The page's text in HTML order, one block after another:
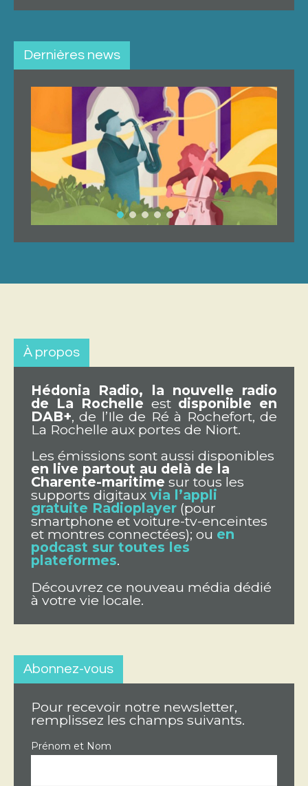
Dernières news
À propos
Hédonia Radio, la nouvelle radio
de La Rochelle est disponible en
DAB+, de l’Ile de Ré à Rochefort, de
La Rochelle aux portes de Niort.
Les émissions sont aussi disponibles
en live partout au delà de la
Charente-maritime sur tous les
supports digitaux via l’appli
gratuite Radioplayer (pour
smartphone et voiture-tv-enceintes
et montres connectées); ou en
podcast sur toutes les
plateformes.
Découvrez ce nouveau média dédié
à votre vie locale.
Abonnez-vous
Pour recevoir notre newsletter,
remplissez les champs suivants.
Prénom et Nom